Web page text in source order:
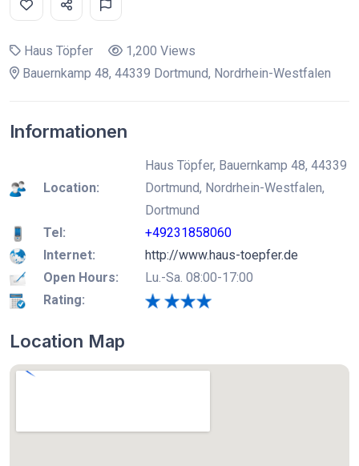
Haus Töpfer
1,200 Views
Bauernkamp 48, 44339 Dortmund, Nordrhein-Westfalen
Informationen
Location:
Haus Töpfer, Bauernkamp 48, 44339
Dortmund, Nordrhein-Westfalen,
Dortmund
Tel:
+49231858060
Internet:
http://www.haus-toepfer.de
Open Hours:
Lu.-Sa. 08:00-17:00
Rating:
Location Map